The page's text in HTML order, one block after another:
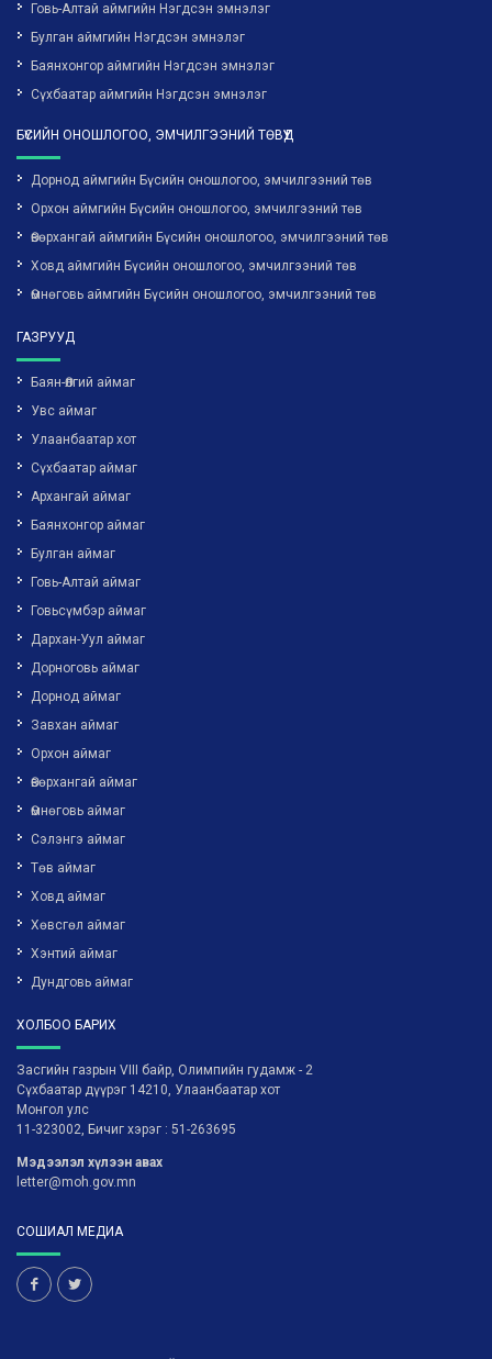
Говь-Алтай аймгийн Нэгдсэн эмнэлэг
Булган аймгийн Нэгдсэн эмнэлэг
Баянхонгор аймгийн Нэгдсэн эмнэлэг
Сүхбаатар аймгийн Нэгдсэн эмнэлэг
БҮСИЙН ОНОШЛОГОО, ЭМЧИЛГЭЭНИЙ ТӨВҮҮД
Дорнод аймгийн Бүсийн оношлогоо, эмчилгээний төв
Орхон аймгийн Бүсийн оношлогоо, эмчилгээний төв
Өвөрхангай аймгийн Бүсийн оношлогоо, эмчилгээний төв
Ховд аймгийн Бүсийн оношлогоо, эмчилгээний төв
Өмнөговь аймгийн Бүсийн оношлогоо, эмчилгээний төв
ГАЗРУУД
Баян-Өлгий аймаг
Увс аймаг
Улаанбаатар хот
Сүхбаатар аймаг
Архангай аймаг
Баянхонгор аймаг
Булган аймаг
Говь-Алтай аймаг
Говьсүмбэр аймаг
Дархан-Уул аймаг
Дорноговь аймаг
Дорнод аймаг
Завхан аймаг
Орхон аймаг
Өвөрхангай аймаг
Өмнөговь аймаг
Сэлэнгэ аймаг
Төв аймаг
Ховд аймаг
Хөвсгөл аймаг
Хэнтий аймаг
Дундговь аймаг
ХОЛБОО БАРИХ
Засгийн газрын VIII байр, Олимпийн гудамж - 2
Сүхбаатар дүүрэг 14210, Улаанбаатар хот
Монгол улс
11-323002, Бичиг хэрэг : 51-263695
Мэдээлэл хүлээн авах
letter@moh.gov.mn
СОШИАЛ МЕДИА